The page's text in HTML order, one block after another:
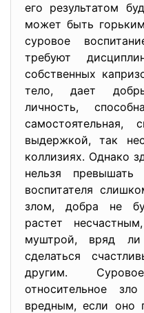
его результатом
может быть
суровое
требуют
собственных
тело, дает
личность,
выдержкой, так
коллизиях. Однако
нельзя
воспитателя
злом, добра не
растет
муштрой, вряд ли
сделаться
другим.
относительное
вредным, если оно